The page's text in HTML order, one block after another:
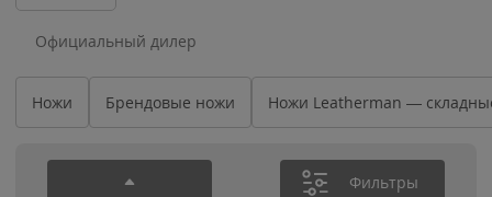
Официальный дилер
Ножи Брендовые ножи Ножи Leatherman —
Фильтры